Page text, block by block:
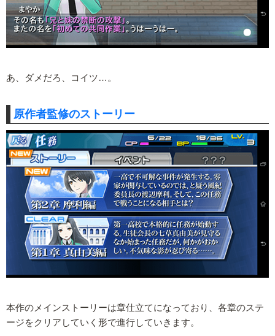
あ、ダメだろ、コイツ…。
原作者監修のストーリー
本作のメインストーリーは章仕立てになっており、各章のステ
ージをクリアしていく形で進行していきます。